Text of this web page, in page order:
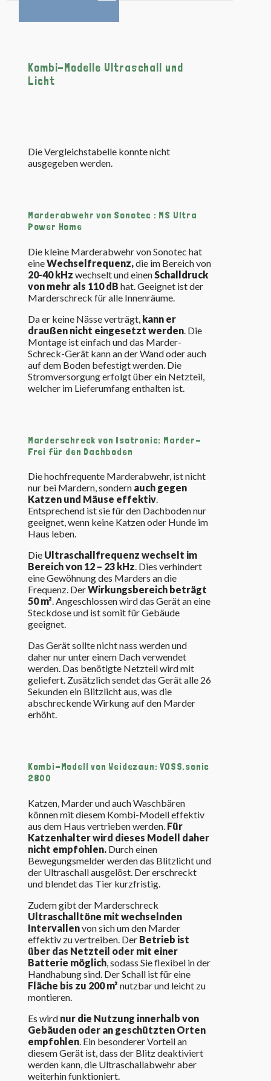
Kombi-Modelle Ultraschall und
Licht
Die Vergleichstabelle konnte nicht
ausgegeben werden.
Marderabwehr von Sonotec : MS Ultra
Power Home
Die kleine Marderabwehr von Sonotec hat
eineWechselfrequenz,die im Bereich von
20-40 kHz wechselt und einen Schalldruck
von mehr als 110 dB hat. Geeignet ist der
Marderschreck für alle Innenräume.
Da er keine Nässe verträgt, kann er
draußen nicht eingesetzt werden. Die
Montage ist einfach und das Marder-
Schreck-Gerät kann an der Wand oder auch
auf dem Boden befestigt werden. Die
Stromversorgung erfolgt über ein Netzteil,
welcher im Lieferumfang enthalten ist.
Marderschreck von Isotronic: Marder-
Frei für den Dachboden
Die hochfrequente Marderabwehr, ist nicht
nur bei Mardern, sondern auch gegen
Katzen und Mäuse effektiv.
Entsprechend ist sie für den Dachboden nur
geeignet, wenn keine Katzen oder Hunde im
Haus leben.
Die Ultraschallfrequenz wechselt im
Bereich von 12 – 23 kHz. Dies verhindert
eine Gewöhnung des Marders an die
Frequenz. DerWirkungsbereich beträgt
50 m². Angeschlossen wird das Gerät an eine
Steckdose und ist somit für Gebäude
geeignet.
Das Gerät sollte nicht nass werden und
daher nur unter einem Dach verwendet
werden. Das benötigte Netzteil wird mit
geliefert. Zusätzlich sendet das Gerät alle 26
Sekunden ein Blitzlicht aus, was die
abschreckende Wirkung auf den Marder
erhöht.
Kombi-Modell von Weidezaun: VOSS.sonic
2800
Katzen, Marder und auch Waschbären
können mit diesem Kombi-Modell effektiv
aus dem Haus vertrieben werden. Für
Katzenhalter wird dieses Modell daher
nicht empfohlen.Durch einen
Bewegungsmelder werden das Blitzlicht und
der Ultraschall ausgelöst. Der erschreckt
und blendet das Tier kurzfristig.
Zudem gibt der Marderschreck
Ultraschalltöne mit wechselnden
Intervallenvon sich um den Marder
effektiv zu vertreiben. Der Betrieb ist
über das Netzteil oder mit einer
Batterie möglich, sodass Sie flexibel in der
Handhabung sind. Der Schall ist für eine
Fläche bis zu 200 m² nutzbar und leicht zu
montieren.
Es wird nur die Nutzung innerhalb von
Gebäuden oder an geschützten Orten
empfohlen. Ein besonderer Vorteil an
diesem Gerät ist, dass der Blitz deaktiviert
werden kann, die Ultraschallabwehr aber
weiterhin funktioniert.